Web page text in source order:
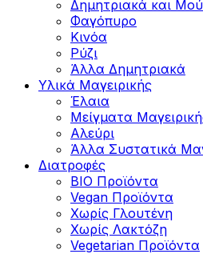
Δημητριακά και
Φαγόπυρο
Κινόα
Ρύζι
Άλλα Δημητριακά
Υλικά Μαγειρικής
Έλαια
Μείγματα
Αλεύρι
Άλλα Συστατικά
Διατροφές
BIO Προϊόντα
Vegan Προϊόντα
Χωρίς Γλουτένη
Χωρίς Λακτόζη
Vegetarian Προϊόντα